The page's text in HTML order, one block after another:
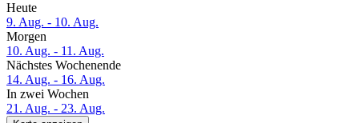
Heute
9. Aug. - 10. Aug.
Morgen
10. Aug. - 11. Aug.
Nächstes Wochenende
14. Aug. - 16. Aug.
In zwei Wochen
21. Aug. - 23. Aug.